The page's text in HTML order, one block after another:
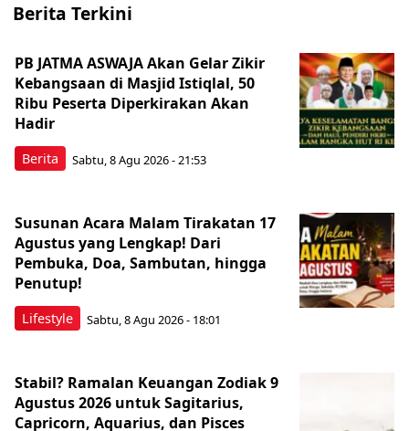
Berita Terkini
Berita
PB JATMA ASWAJA Akan Gelar Zikir
Kebangsaan di Masjid Istiqlal, 50
Ribu Peserta Diperkirakan Akan
Hadir
Sabtu, 8 Agu 2026 - 21:53
Lifestyle
Susunan Acara Malam Tirakatan 17
Agustus yang Lengkap! Dari
Pembuka, Doa, Sambutan, hingga
Penutup!
Sabtu, 8 Agu 2026 - 18:01
Stabil? Ramalan Keuangan Zodiak 9
Agustus 2026 untuk Sagitarius,
Capricorn, Aquarius, dan Pisces